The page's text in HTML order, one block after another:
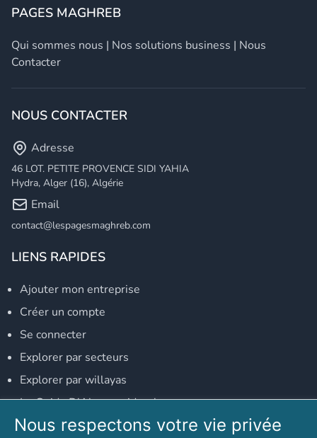
PAGES MAGHREB
Qui sommes nous | Nos solutions business | Nous
Contacter
NOUS CONTACTER
Adresse
46 LOT. PETITE PROVENCE SIDI YAHIA
Hydra, Alger (16), Algérie
Email
contact@lespagesmaghreb.com
LIENS RAPIDES
Ajouter mon entreprise
Créer un compte
Se connecter
Explorer par secteurs
Explorer par willayas
Le Guide D'Alger, guide-alger.com
NOS RÉSEAUX SOCIAUX
Nous respectons votre vie privée